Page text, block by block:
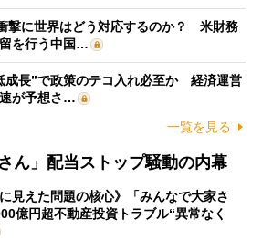
撃に世界はどう対応するのか？ 米財務
を行う中国…
成長”で政策のテコ入れ必至か 経済運営
が予想さ…
一覧を見る
ん」配当ストップ騒動の内幕
に見えた問題の核心》「みんなで大家さ
億円超不動産投資トラブル“異常なく